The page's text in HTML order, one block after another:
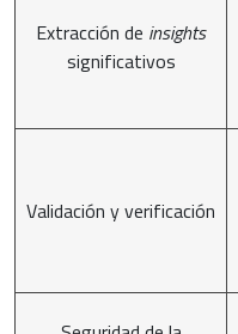
Extracción de insights
significativos
Validación y verificación